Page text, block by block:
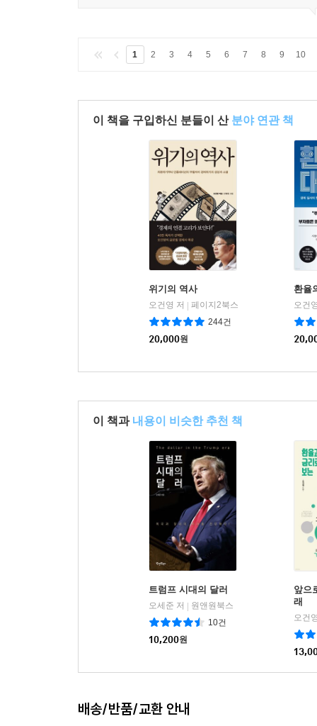
1 2 3 4 5 6 7 8 9 10
이 책을 구입하신 분들이 산 분야 연관 책
위기의 역사
오건영 저
페이지2북스
244건
20,000원
환율
오건
이 책과 내용이 비슷한 추천 책
트럼프 시대의 달러
오세준 저
원앤원북스
10건
10,200원
앞으
래
오건
배송/반품/교환 안내